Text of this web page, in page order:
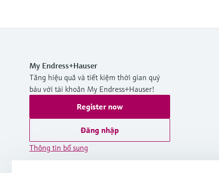
My Endress+Hauser
Tăng hiệu quả và tiết kiệm thời gian quý
báu với tài khoản My Endress+Hauser!
Register now
Đăng nhập
Thông tin bổ sung